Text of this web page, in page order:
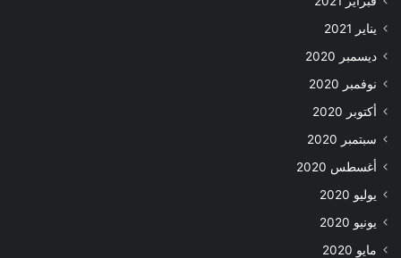
يناير 2021
ديسمبر 2020
نوفمبر 2020
أكتوبر 2020
سبتمبر 2020
أغسطس 2020
يوليو 2020
يونيو 2020
مايو 2020